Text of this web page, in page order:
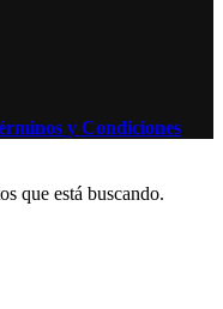
y Condiciones
que está buscando.